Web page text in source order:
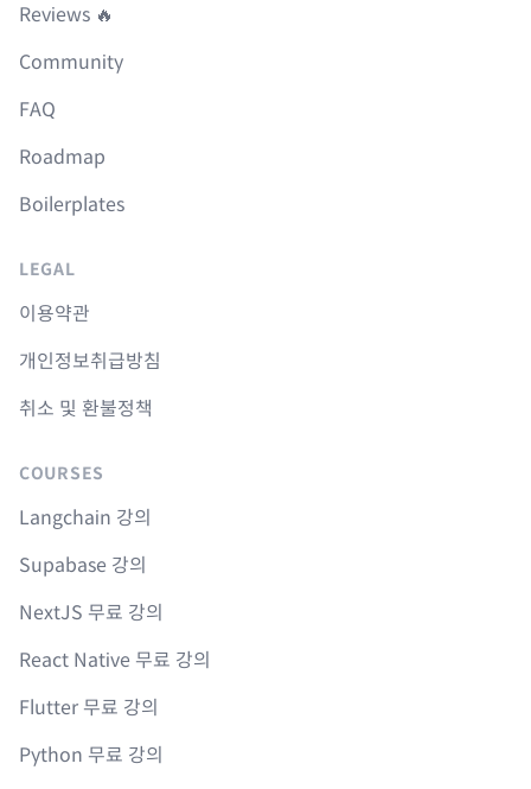
Reviews 🔥
Community
FAQ
Roadmap
Boilerplates
LEGAL
이용약관
개인정보취급방침
취소 및 환불정책
COURSES
Langchain 강의
Supabase 강의
NextJS 무료 강의
React Native 무료 강의
Flutter 무료 강의
Python 무료 강의